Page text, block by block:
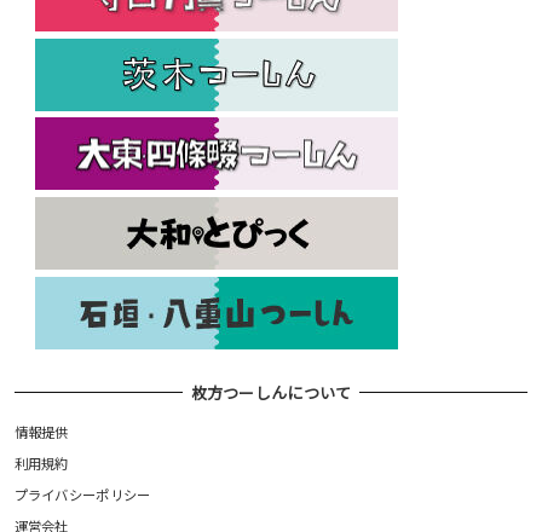
枚方つーしんについて
情報提供
利用規約
プライバシーポリシー
運営会社